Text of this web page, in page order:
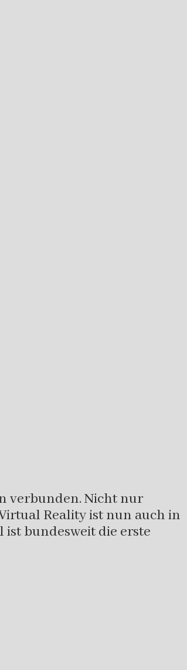
verbunden. Nicht nur
Reality ist nun auch in
bundesweit die erste